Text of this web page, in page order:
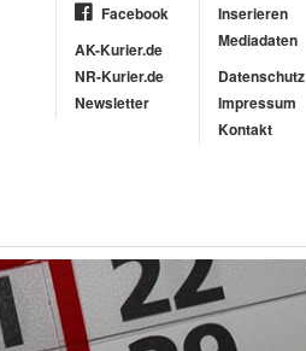
Facebook
AK-Kurier.de
NR-Kurier.de
Newsletter
Inserieren
Mediadaten
Datenschutz
Impressum
Kontakt